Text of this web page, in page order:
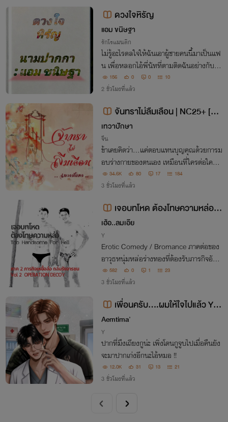
ดวงใจหิรัญ
แอม ขนิษฐา​
รักโรแมนติก
ไม่รู้อะไรดลใจให้ฉันเอาผู้ชายคนนี้มาเป็นแฟ
น เพื่อหลอกไอ้พี่นัทที่ตามติดฉันอย่างกับป
ลิงชนิดหนึ่ง ที่ฉันสลัดทิ้งยังไงก็ไม่ออก แต่ใ
ครจะไปรู้ว่าตั้งแต่วินาทีนั้นชีวิตฉันมันจะเปลี่
156 0 0 10
2 ชั่วโมงที่แล้ว
จันทราไม่ลืมเลือน | NC25+ [มีอี
บุ้ค]
เทวาปักษา
จีน
ข้าเคยคิดว่า…แค่ตอบแทนบุญคุณด้วยการม
อบร่างกายของตนเอง เหมือนที่ใครต่อใครก็
ทำกัน ก็น่าจะเพียงพอแล้ว แต่ทำไม…ยิ่งเข้า
ใกล้เขา ข้ากลับยิ่งถอนตัวไม่ได้
34.6K 80 17 184
3 ชั่วโมงที่แล้ว
เจอบทโหด ต้องโทษความหล่อ ภ
าค 2 ภารกิจเหยื่อล่อถล่มรังจารชน
BL / Erotic-Comedy
เฮ้อ..ลมเอ๊ย
Y
Erotic Comedy / Bromance ภาคต่อของ
อาวุธหนุ่มหล่อร่างทองที่ต้องรับภารกิจอันต
รายกับความป่วนของแก๊งเพื่ิอนซี้
582 0 1 23
3 ชั่วโมงที่แล้ว
เพื่อนครับ....ผมให้ใจไปแล้ว You
‘re Mine
Aemtima'
Y
ปากที่มึงเถียงกูน่ะ เพิ่งโดนกูจูบไปเมื่อคืนยัง
จะมาปากเก่งอีกนะไอ้หมอ !!
12.0K 31 13 21
3 ชั่วโมงที่แล้ว